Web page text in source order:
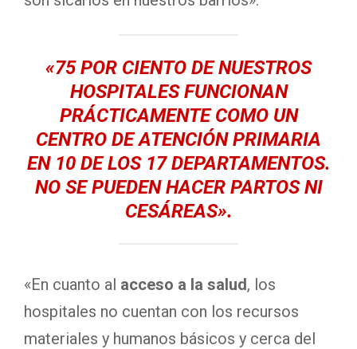
«75 POR CIENTO DE NUESTROS
HOSPITALES FUNCIONAN
PRÁCTICAMENTE COMO UN
CENTRO DE ATENCIÓN PRIMARIA
EN 10 DE LOS 17 DEPARTAMENTOS.
NO SE PUEDEN HACER PARTOS NI
CESÁREAS».
«En cuanto al acceso a la salud, los
hospitales no cuentan con los recursos
materiales y humanos básicos y cerca del